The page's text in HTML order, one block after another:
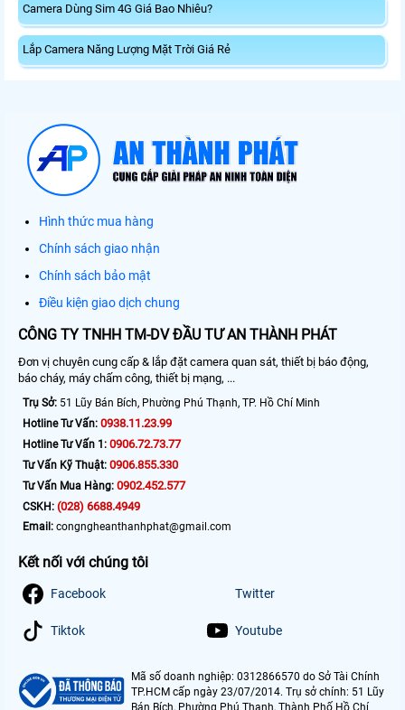
Camera Dùng Sim 4G Giá Bao Nhiêu?
Lắp Camera Năng Lượng Mặt Trời Giá Rẻ
Hình thức mua hàng
Chính sách giao nhận
Chính sách bảo mật
Điều kiện giao dịch chung
CÔNG TY TNHH TM-DV ĐẦU TƯ AN THÀNH PHÁT
Đơn vị chuyên cung cấp & lắp đặt camera quan sát, thiết bị báo động,
báo cháy, máy chấm công, thiết bị mạng, ...
Trụ Sở: 51 Lũy Bán Bích, Phường Phú Thạnh, TP. Hồ Chí Minh
Hotline Tư Vấn: 0938.11.23.99
Hotline Tư Vấn 1: 0906.72.73.77
Tư Vấn Kỹ Thuật: 0906.855.330
Tư Vấn Mua Hàng: 0902.452.577
CSKH: (028) 6688.4949
Email: congngheanthanhphat@gmail.com
Kết nối với chúng tôi
Facebook Twitter
Tiktok Youtube
Mã số doanh nghiệp: 0312866570 do Sở Tài Chính
TP.HCM cấp ngày 23/07/2014. Trụ sở chính: 51 Lũy